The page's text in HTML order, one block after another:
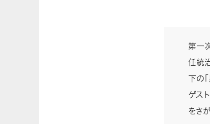
第一
任統
下の
ゲス
をさ